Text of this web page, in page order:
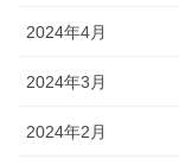
2024年4月
2024年3月
2024年2月